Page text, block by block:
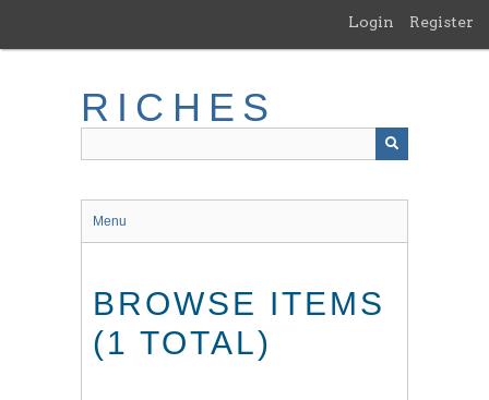
main
Login Register
RICHES
Menu
BROWSE ITEMS
(1 TOTAL)